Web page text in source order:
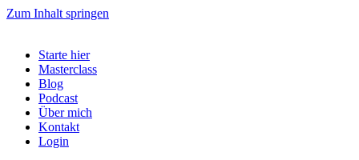
Zum Inhalt springen
Starte hier
Masterclass
Blog
Podcast
Über mich
Kontakt
Login